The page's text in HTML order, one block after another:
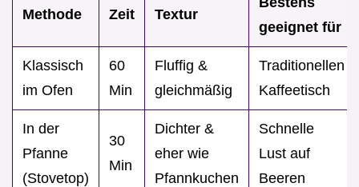
Methode Zeit Textur
geeignet für
Klassisch
im Ofen
60
Min
Fluffig &
gleichmäßig
Traditionellen
Kaffeetisch
In der
Pfanne
(Stovetop)
30
Min
Dichter &
eher wie
Pfannkuchen
Schnelle
Lust auf
Beeren